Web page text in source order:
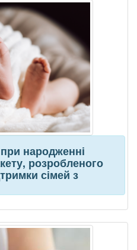
народженні
розробленого
сімей з